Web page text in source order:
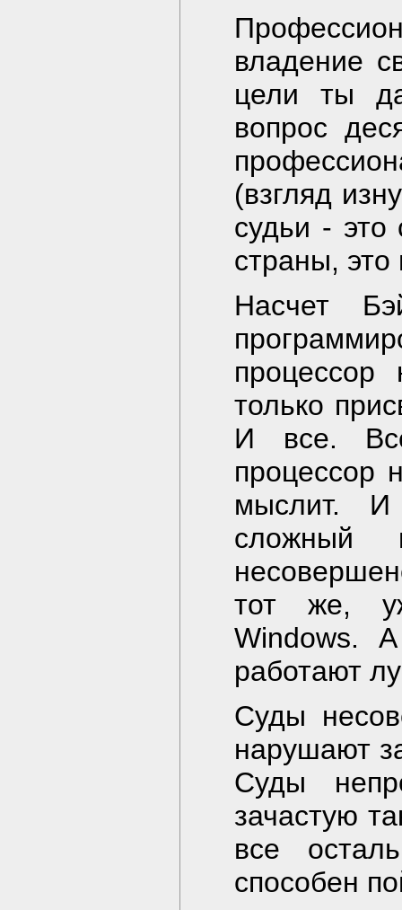
владение
цели ты
вопрос
(взгляд
судьи - это
страны,
Насчет
только
И все.
процессор
мыслит. И
сложный
тот же,
Windows.
работают
Суды
нарушают
Суды
зачастую
все
способен